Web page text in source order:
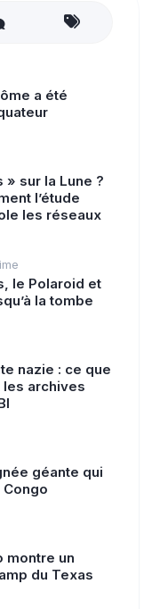
a été
» sur la Lune ?
l’étude
les réseaux
le Polaroid et
la tombe
nazie : ce que
archives
géante qui
montre un
du Texas